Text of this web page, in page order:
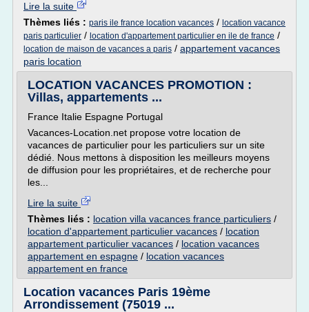
Lire la suite
Thèmes liés : paris ile france location vacances / location vacance
paris particulier / location d'appartement particulier en ile de france /
location de maison de vacances a paris / appartement vacances
paris location
LOCATION VACANCES PROMOTION :
Villas, appartements ...
France Italie Espagne Portugal
Vacances-Location.net propose votre location de
vacances de particulier pour les particuliers sur un site
dédié. Nous mettons à disposition les meilleurs moyens
de diffusion pour les propriétaires, et de recherche pour
les...
Lire la suite
Thèmes liés : location villa vacances france particuliers /
location d'appartement particulier vacances / location
appartement particulier vacances / location vacances
appartement en espagne / location vacances
appartement en france
Location vacances Paris 19ème
Arrondissement (75019 ...